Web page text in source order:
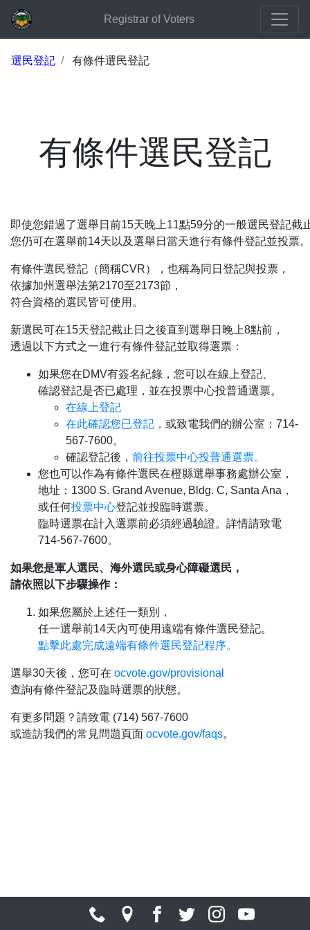
Registrar of Voters
選民登記 有條件選民登記
有條件選民登記
即使您錯過了選舉日前15天晚上11點59分的一般選民登記截
您仍可在選舉前14天以及選舉日當天進行有條件登記並投票。
有條件選民登記（簡稱CVR），也稱為同日登記與投票，
依據加州選舉法第2170至2173節，
符合資格的選民皆可使用。
新選民可在15天登記截止日之後直到選舉日晚上8點前，
透過以下方式之一進行有條件登記並取得選票：
如果您在DMV有簽名紀錄，您可以在線上登記、
確認登記是否已處理，並在投票中心投普通選票。
在線上登記
在此確認您已登記， 或致電我們的辦公室：714-
567-7600。
確認登記後， 前往投票中心投普通選票。
您也可以作為有條件選民在橙縣選舉事務處辦公室，
地址：1300 S. Grand Avenue, Bldg. C, Santa Ana，
或任何投票中心登記並投臨時選票。
臨時選票在計入選票前必須經過驗證。詳情請致電
714-567-7600。
如果您是軍人選民、海外選民或身心障礙選民，
請依照以下步驟操作：
如果您屬於上述任一類別，
任一選舉前14天內可使用遠端有條件選民登記。
點擊此處完成遠端有條件選民登記程序。
選舉30天後，您可在 ocvote.gov/provisional
查詢有條件登記及臨時選票的狀態。
有更多問題？請致電 (714) 567-7600
或造訪我們的常見問題頁面 ocvote.gov/faqs。